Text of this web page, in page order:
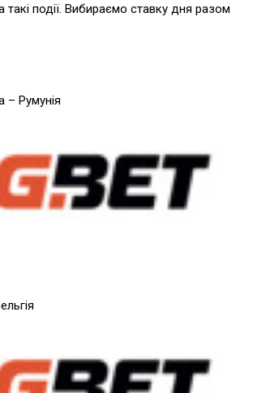
такі події. Вибираємо ставку дня разом
– Румунія